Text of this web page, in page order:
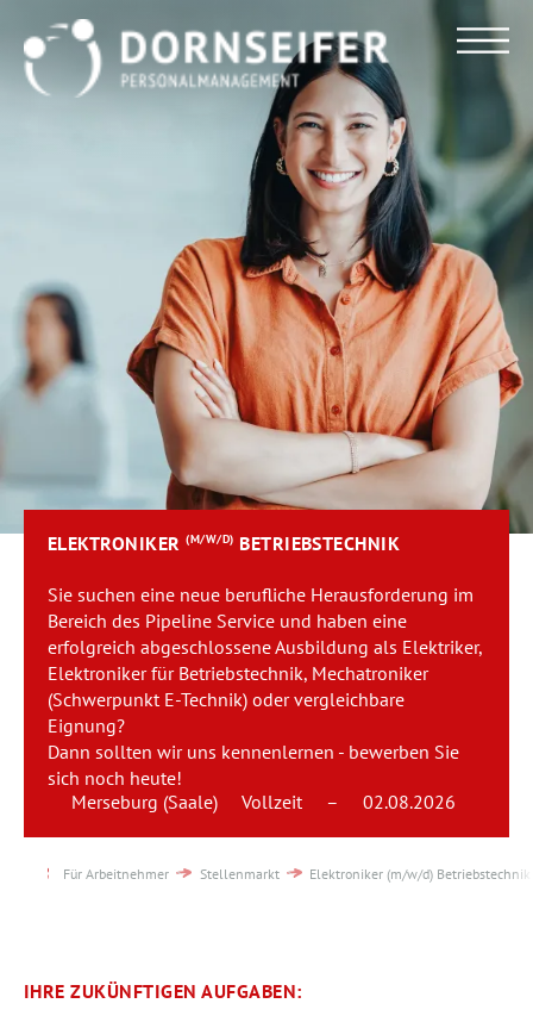
ELEKTRONIKER(M/W/D) BETRIEBSTECHNIK
Sie suchen eine neue berufliche Herausforderung im
Bereich des Pipeline Service und haben eine
erfolgreich abgeschlossene Ausbildung als Elektriker,
Elektroniker für Betriebstechnik, Mechatroniker
(Schwerpunkt E-Technik) oder vergleichbare
Eignung?
Dann sollten wir uns kennenlernen - bewerben Sie
sich noch heute!
Merseburg (Saale)
Vollzeit – 02.08.2026
Für Arbeitnehmer Stellenmarkt Elektroniker (m/w/d) Betriebstechnik
IHRE ZUKÜNFTIGEN AUFGABEN:
Für Arbeitnehmer
Für Unternehmen
Dornseifer DNA
Referenzen
Stellenmarkt
Blog
Team
Kontakt
Karriere